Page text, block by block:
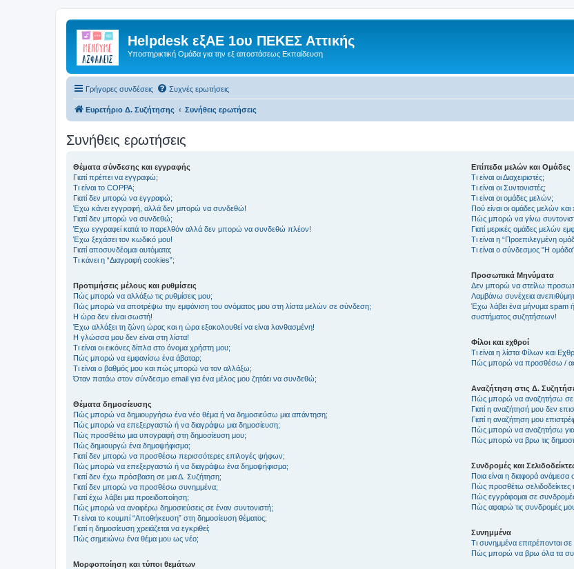
Helpdesk εξΑΕ 1ου ΠΕΚΕΣ Αττικής
Υποστηρικτική Ομάδα για την εξ αποστάσεως Εκπαίδευση
Γρήγορες συνδέσεις Συχνές ερωτήσεις
Ευρετήριο Δ. Συζήτησης Συνήθεις ερωτήσεις
Συνήθεις ερωτήσεις
Θέματα σύνδεσης και εγγραφής
Γιατί πρέπει να εγγραφώ;
Τι είναι το COPPA;
Γιατί δεν μπορώ να εγγραφώ;
Έχω κάνει εγγραφή, αλλά δεν μπορώ να συνδεθώ!
Γιατί δεν μπορώ να συνδεθώ;
Έχω εγγραφεί κατά το παρελθόν αλλά δεν μπορώ να συνδεθώ πλέον!
Έχω ξεχάσει τον κωδικό μου!
Γιατί αποσυνδέομαι αυτόματα;
Τι κάνει η “Διαγραφή cookies”;
Προτιμήσεις μέλους και ρυθμίσεις
Πώς μπορώ να αλλάξω τις ρυθμίσεις μου;
Πώς μπορώ να αποτρέψω την εμφάνιση του ονόματος μου στη λίστα μελών σε σύνδεση;
Η ώρα δεν είναι σωστή!
Έχω αλλάξει τη ζώνη ώρας και η ώρα εξακολουθεί να είναι λανθασμένη!
Η γλώσσα μου δεν είναι στη λίστα!
Τι είναι οι εικόνες δίπλα στο όνομα χρήστη μου;
Πώς μπορώ να εμφανίσω ένα άβαταρ;
Τι είναι ο βαθμός μου και πώς μπορώ να τον αλλάξω;
Όταν πατάω στον σύνδεσμο email για ένα μέλος μου ζητάει να συνδεθώ;
Θέματα δημοσίευσης
Πώς μπορώ να δημιουργήσω ένα νέο θέμα ή να δημοσιεύσω μια απάντηση;
Πώς μπορώ να επεξεργαστώ ή να διαγράψω μια δημοσίευση;
Πώς προσθέτω μια υπογραφή στη δημοσίευση μου;
Πώς δημιουργώ ένα δημοψήφισμα;
Γιατί δεν μπορώ να προσθέσω περισσότερες επιλογές ψήφων;
Πώς μπορώ να επεξεργαστώ ή να διαγράψω ένα δημοψήφισμα;
Γιατί δεν έχω πρόσβαση σε μια Δ. Συζήτηση;
Γιατί δεν μπορώ να προσθέσω συνημμένα;
Γιατί έχω λάβει μια προειδοποίηση;
Πώς μπορώ να αναφέρω δημοσιεύσεις σε έναν συντονιστή;
Τι είναι το κουμπί “Αποθήκευση” στη δημοσίευση θέματος;
Γιατί η δημοσίευση χρειάζεται να εγκριθεί;
Πώς σημειώνω ένα θέμα μου ως νέο;
Μορφοποίηση και τύποι θεμάτων
Επίπεδα μελών και Ομάδες
Τι είναι οι Διαχειριστές;
Τι είναι οι Συντονιστές;
Τι είναι οι ομάδες μελών;
Πού είναι οι ομάδες μελών
Πώς μπορώ να γίνω
Γιατί μερικές ομάδες μελών
Τι είναι η “Προεπιλεγμένη
Τι είναι ο σύνδεσμος "Η
Προσωπικά Μηνύματα
Δεν μπορώ να στείλω
Λαμβάνω συνέχεια
Έχω λάβει ένα μήνυμα spam ή
συστήματος συζητήσεων!
Φίλοι και εχθροί
Τι είναι η λίστα Φίλων και
Πώς μπορώ να προσθέσω /
Αναζήτηση στις Δ.
Πώς μπορώ να αναζητήσω σε
Γιατί η αναζήτησή μου δεν
Γιατί η αναζήτηση μου
Πώς μπορώ να αναζητήσω
Πώς μπορώ να βρω τις
Συνδρομές και
Ποια είναι η διαφορά ανάμεσα
Πώς προσθέτω σελιδοδείκτες
Πώς εγγράφομαι σε
Πώς αφαιρώ τις συνδρομές
Συνημμένα
Τι συνημμένα επιτρέπονται
Πώς μπορώ να βρω όλα τα